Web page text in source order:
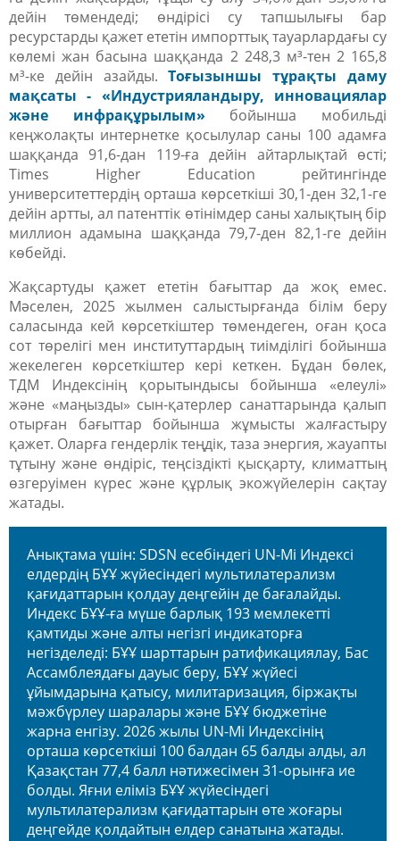
дейін төмендеді; өндірісі су тапшылығы бар
ресурстарды қажет ететін импорттық тауарлардағы су
көлемі жан басына шаққанда 2 248,3 м³-тен 2 165,8
м³-ке дейін азайды.Тоғызыншы тұрақты даму
мақсаты - «Индустрияландыру, инновациялар
және инфрақұрылым» бойынша мобильді
кеңжолақты интернетке қосылулар саны 100 адамға
шаққанда 91,6-дан 119-ға дейін айтарлықтай өсті;
Times Higher Education рейтингінде
университеттердің орташа көрсеткіші 30,1-ден 32,1-ге
дейін артты, ал патенттік өтінімдер саны халықтың бір
миллион адамына шаққанда 79,7-ден 82,1-ге дейін
көбейді.
Жақсартуды қажет ететін бағыттар да жоқ емес.
Мәселен, 2025 жылмен салыстырғанда білім беру
саласында кей көрсеткіштер төмендеген, оған қоса
сот төрелігі мен институттардың тиімділігі бойынша
жекелеген көрсеткіштер кері кеткен. Бұдан бөлек,
ТДМ Индексінің қорытындысы бойынша «елеулі»
және «маңызды» сын-қатерлер санаттарында қалып
отырған бағыттар бойынша жұмысты жалғастыру
қажет. Оларға гендерлік теңдік, таза энергия, жауапты
тұтыну және өндіріс, теңсіздікті қысқарту, климаттың
өзгеруімен күрес және құрлық экожүйелерін сақтау
жатады.
Анықтама үшін: SDSN есебіндегі UN-Mi Индексі
елдердің БҰҰ жүйесіндегі мультилатерализм
қағидаттарын қолдау деңгейін де бағалайды.
Индекс БҰҰ-ға мүше барлық 193 мемлекетті
қамтиды және алты негізгі индикаторға
негізделеді: БҰҰ шарттарын ратификациялау, Бас
Ассамблеядағы дауыс беру, БҰҰ жүйесі
ұйымдарына қатысу, милитаризация, біржақты
мәжбүрлеу шаралары және БҰҰ бюджетіне
жарна енгізу. 2026 жылы UN-Mi Индексінің
орташа көрсеткіші 100 балдан 65 балды алды, ал
Қазақстан 77,4 балл нәтижесімен 31-орынға ие
болды. Яғни еліміз БҰҰ жүйесіндегі
мультилатерализм қағидаттарын өте жоғары
деңгейде қолдайтын елдер санатына жатады.